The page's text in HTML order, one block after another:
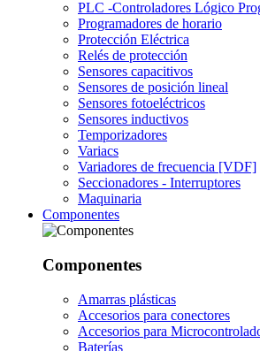
PLC -Controladores Lógico
Programadores de horario
Protección Eléctrica
Relés de protección
Sensores capacitivos
Sensores de posición lineal
Sensores fotoeléctricos
Sensores inductivos
Temporizadores
Variacs
Variadores de frecuencia [VDF]
Seccionadores - Interruptores
Maquinaria
Componentes
Componentes
Amarras plásticas
Accesorios para conectores
Accesorios para
Baterías